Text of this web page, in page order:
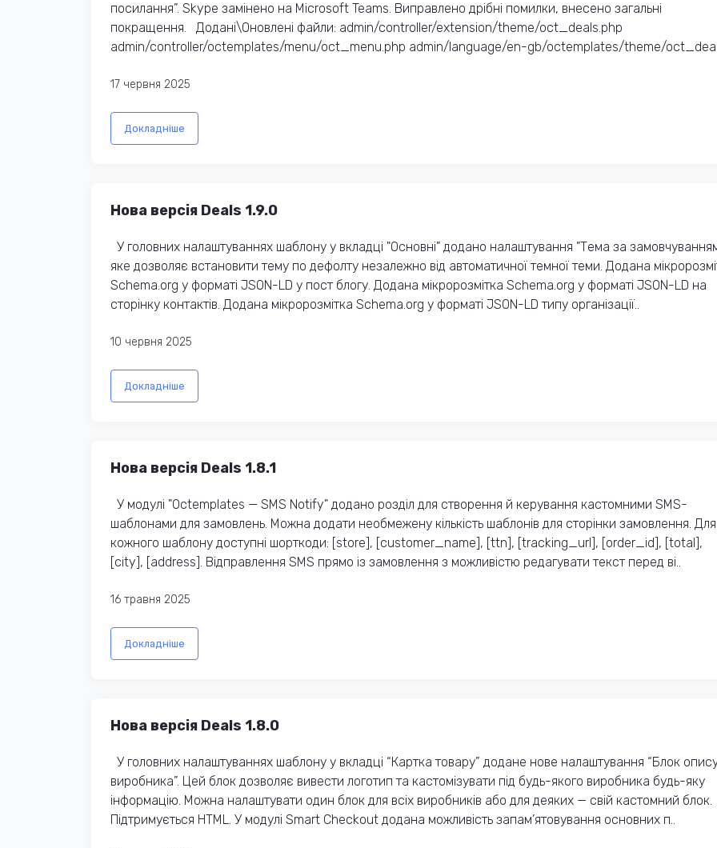
посилання”. Skype замінено на Microsoft Teams. Виправлено дрібні помилки, внесено загальні
покращення. Додані\Оновлені файли: admin/controller/extension/theme/oct_deals.php
admin/controller/octemplates/menu/oct_menu.php admin/language/en-gb/octemplates/theme/
17 червня 2025
Докладніше
Нова версія Deals 1.9.0
У головних налаштуваннях шаблону у вкладці "Основні" додано налаштування "Тема за
яке дозволяє встановити тему по дефолту незалежно від автоматичної темної теми. Додана
Schema.org у форматі JSON-LD у пост блогу. Додана мікророзмітка Schema.org у форматі JSON-LD на
сторінку контактів. Додана мікророзмітка Schema.org у форматі JSON-LD типу організації..
10 червня 2025
Докладніше
Нова версія Deals 1.8.1
У модулі "Octemplates — SMS Notify" додано розділ для створення й керування кастомними SMS-
шаблонами для замовлень. Можна додати необмежену кількість шаблонів для сторінки замовлення. Для
кожного шаблону доступні шорткоди: [store], [customer_name], [ttn], [tracking_url], [order_id], [total],
[city], [address]. Відправлення SMS прямо із замовлення з можливістю редагувати текст перед ві..
16 травня 2025
Докладніше
Нова версія Deals 1.8.0
У головних налаштуваннях шаблону у вкладці “Картка товару” додане нове налаштування “Блок
виробника”. Цей блок дозволяє вивести логотип та кастомізувати під будь-якого виробника будь-яку
інформацію. Можна налаштувати один блок для всіх виробників або для деяких — свій кастомний блок.
Підтримується HTML. У модулі Smart Checkout додана можливість запам’ятовування основних п..